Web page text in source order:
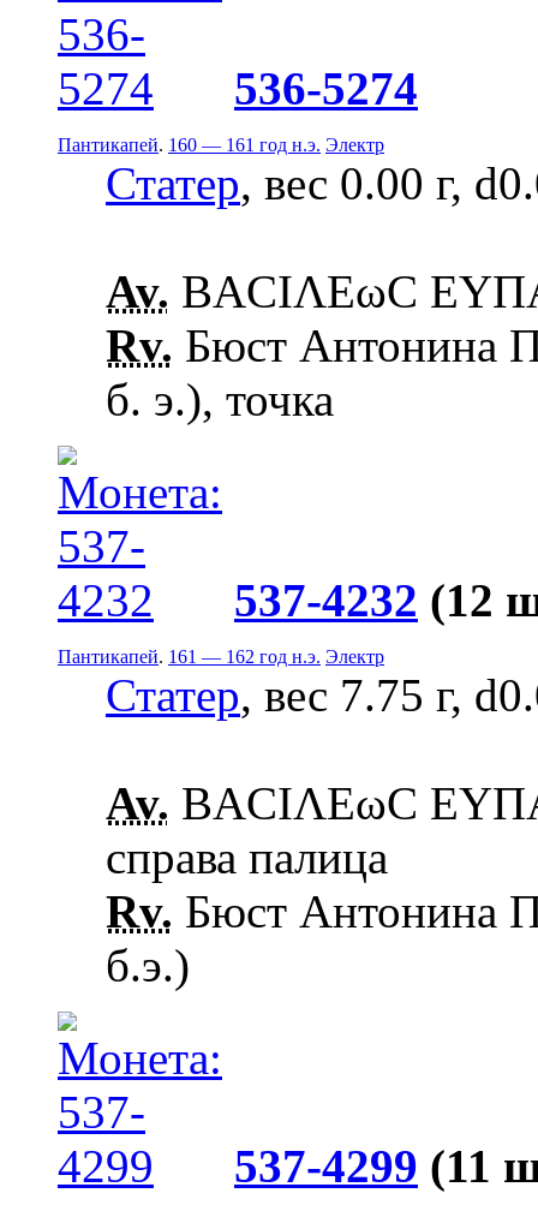
536-5274
Пантикапей. 160 — 161 год н.э. Электр
Статер, вес 0.00 г,
Av. ΒΑCΙΛΕωC
Rv. Бюст Антонина
б. э.), точка
537-4232 (12
Пантикапей. 161 — 162 год н.э. Электр
Статер, вес 7.75 г,
Av. ΒΑCΙΛΕωC
справа палица
Rv. Бюст Антонина
б.э.)
537-4299 (11